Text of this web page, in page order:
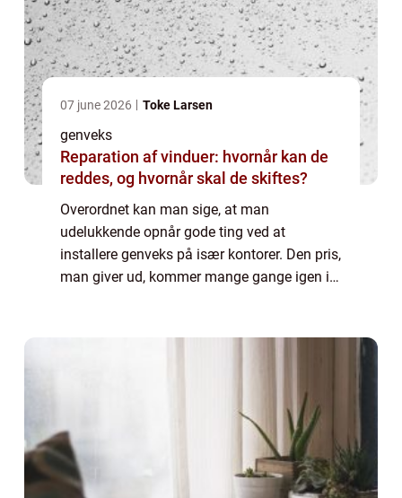
07 june 2026 Toke Larsen
genveks
Reparation af vinduer: hvornår kan de
reddes, og hvornår skal de skiftes?
Overordnet kan man sige, at man
udelukkende opnår gode ting ved at
installere genveks på især kontorer. Den pris,
man giver ud, kommer mange gange igen i